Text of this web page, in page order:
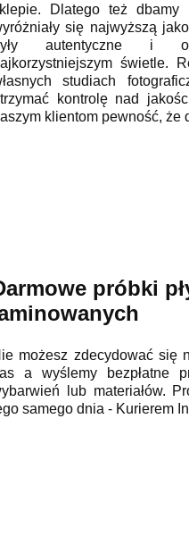
Dlatego też
się najwyższą
autentyczne i
świetle.
studiach
kontrolę nad
klientom pewność, że
próbki
możesz zdecydować się
a wyślemy bezpłatne
lub materiałów.
samego dnia - Kurierem